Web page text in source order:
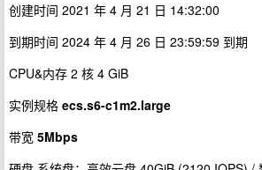
创建时间 2021 年 4 月 21 日 14:32:00
到期时间 2024 年 4 月 26 日 23:59:59 到期
CPU&内存 2 核 4 GiB
实例规格 ecs.s6-c1m2.large
带宽 5Mbps